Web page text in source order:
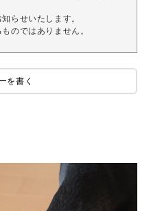
らせいたします。
のではありません。
を書く